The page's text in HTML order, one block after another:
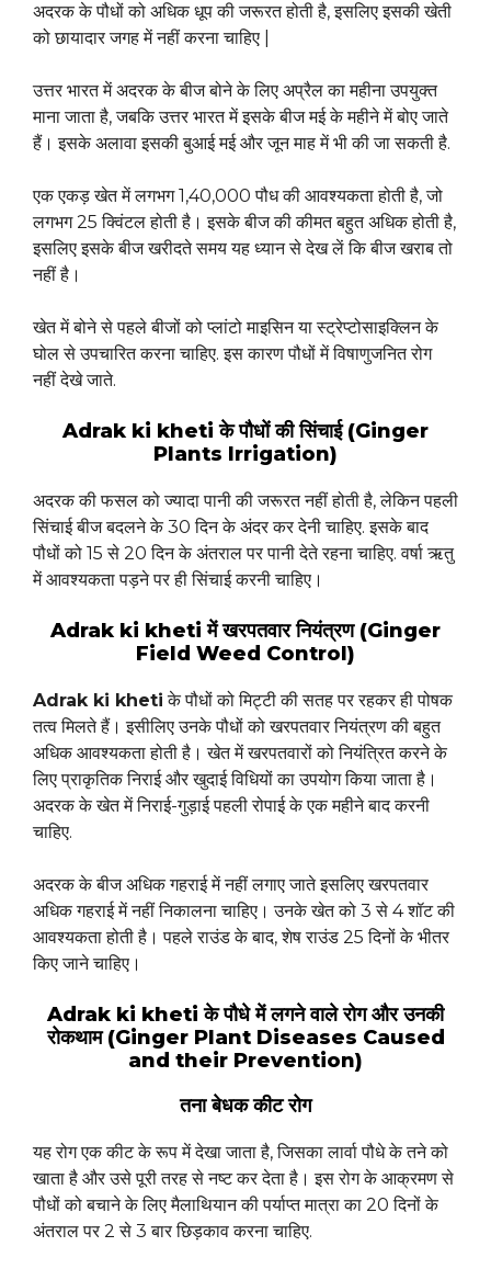
अदरक के पौधों को अधिक धूप की जरूरत होती है, इसलिए इसकी खेती
को छायादार जगह में नहीं करना चाहिए |
उत्तर भारत में अदरक के बीज बोने के लिए अप्रैल का महीना उपयुक्त
माना जाता है, जबकि उत्तर भारत में इसके बीज मई के महीने में बोए जाते
हैं। इसके अलावा इसकी बुआई मई और जून माह में भी की जा सकती है.
एक एकड़ खेत में लगभग 1,40,000 पौध की आवश्यकता होती है, जो
लगभग 25 क्विंटल होती है। इसके बीज की कीमत बहुत अधिक होती है,
इसलिए इसके बीज खरीदते समय यह ध्यान से देख लें कि बीज खराब तो
नहीं है।
खेत में बोने से पहले बीजों को प्लांटो माइसिन या स्ट्रेप्टोसाइक्लिन के
घोल से उपचारित करना चाहिए. इस कारण पौधों में विषाणुजनित रोग
नहीं देखे जाते.
Adrak ki kheti के पौधों की सिंचाई (Ginger
Plants Irrigation)
अदरक की फसल को ज्यादा पानी की जरूरत नहीं होती है, लेकिन पहली
सिंचाई बीज बदलने के 30 दिन के अंदर कर देनी चाहिए. इसके बाद
पौधों को 15 से 20 दिन के अंतराल पर पानी देते रहना चाहिए. वर्षा ऋतु
में आवश्यकता पड़ने पर ही सिंचाई करनी चाहिए।
Adrak ki kheti में खरपतवार नियंत्रण (Ginger
Field Weed Control)
Adrak ki kheti के पौधों को मिट्टी की सतह पर रहकर ही पोषक
तत्व मिलते हैं। इसीलिए उनके पौधों को खरपतवार नियंत्रण की बहुत
अधिक आवश्यकता होती है। खेत में खरपतवारों को नियंत्रित करने के
लिए प्राकृतिक निराई और खुदाई विधियों का उपयोग किया जाता है।
अदरक के खेत में निराई-गुड़ाई पहली रोपाई के एक महीने बाद करनी
चाहिए.
अदरक के बीज अधिक गहराई में नहीं लगाए जाते इसलिए खरपतवार
अधिक गहराई में नहीं निकालना चाहिए। उनके खेत को 3 से 4 शॉट की
आवश्यकता होती है। पहले राउंड के बाद, शेष राउंड 25 दिनों के भीतर
किए जाने चाहिए।
Adrak ki kheti के पौधे में लगने वाले रोग और उनकी
रोकथाम (Ginger Plant Diseases Caused
and their Prevention)
तना बेधक कीट रोग
यह रोग एक कीट के रूप में देखा जाता है, जिसका लार्वा पौधे के तने को
खाता है और उसे पूरी तरह से नष्ट कर देता है। इस रोग के आक्रमण से
पौधों को बचाने के लिए मैलाथियान की पर्याप्त मात्रा का 20 दिनों के
अंतराल पर 2 से 3 बार छिड़काव करना चाहिए.